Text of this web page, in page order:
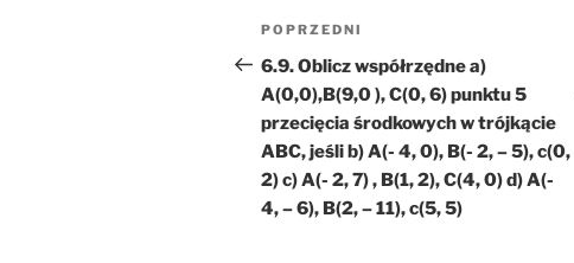
Nawigacja
wpisu
Poprzedni
wpis
POPRZEDNI
6.9. Oblicz współrzędne a)
A(0,0),B(9,0 ), C(0, 6) punktu 5
przecięcia środkowych w trójkącie
ABC, jeśli b) A(- 4, 0), B(- 2, – 5), c(0,
2) c) A(- 2, 7) , B(1, 2), C(4, 0) d) A(-
4, – 6), B(2, – 11), c(5, 5)